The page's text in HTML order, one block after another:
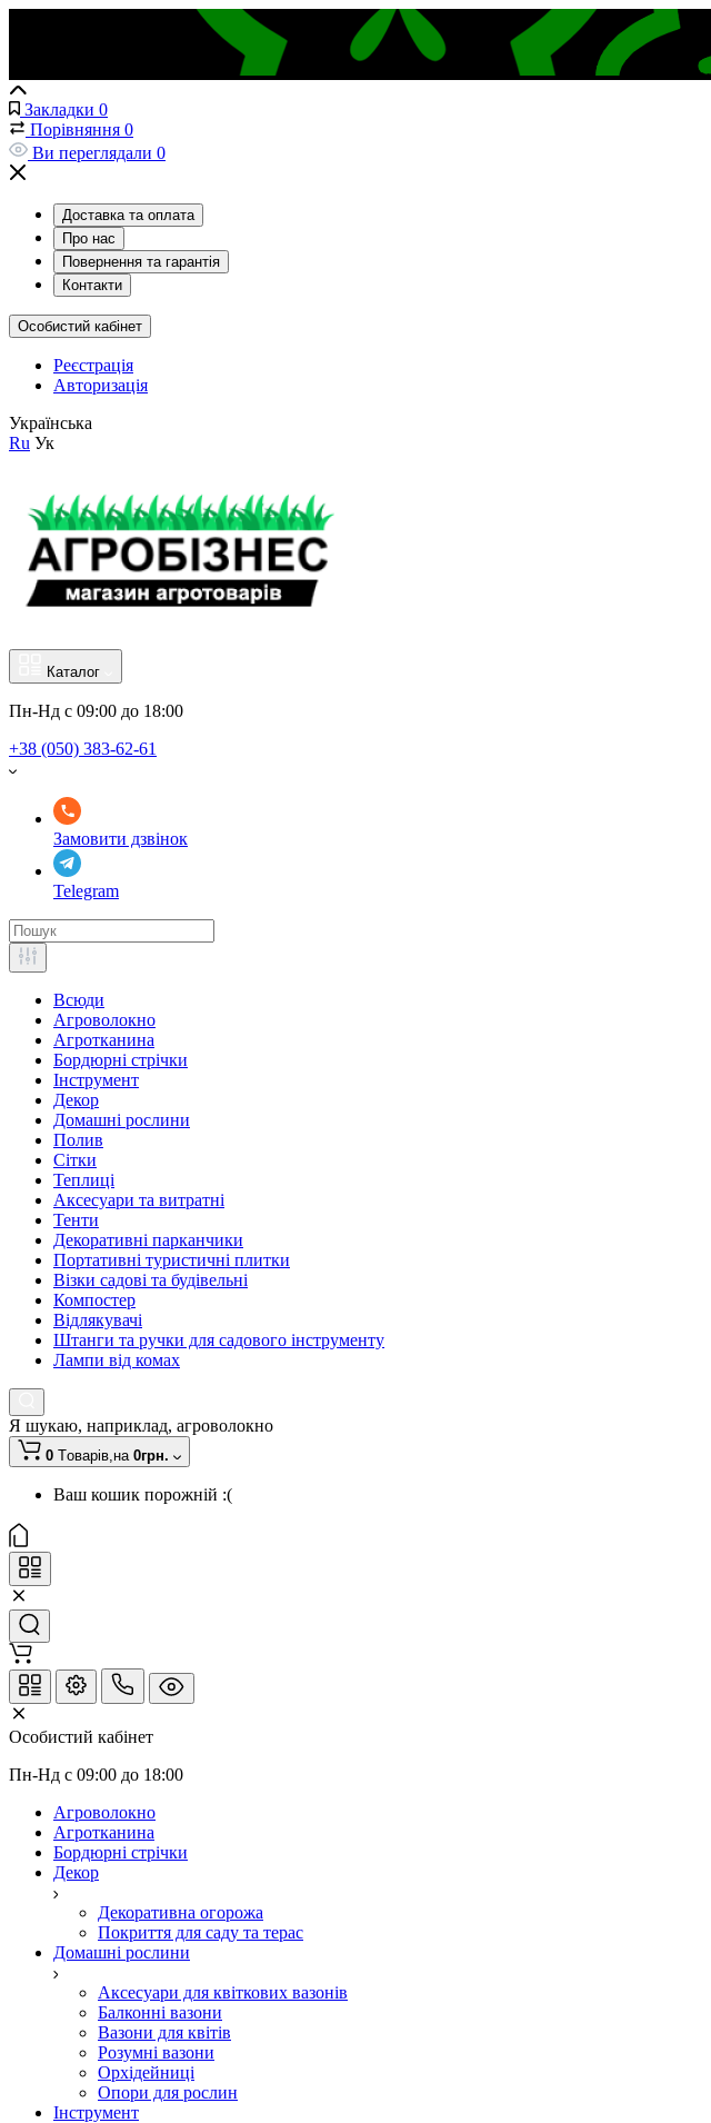
Закладки 0
Порівняння 0
Ви переглядали 0
Доставка та оплата
Про нас
Повернення та гарантія
Контакти
Особистий кабінет
Реєстрація
Авторизація
Українська
Ru Ук
Каталог
Пн-Нд с 09:00 до 18:00
+38 (050) 383-62-61
Замовити дзвінок
Telegram
Всюди
Агроволокно
Агротканина
Бордюрні стрічки
Інструмент
Декор
Домашні рослини
Полив
Сітки
Теплиці
Аксесуари та витратні
Тенти
Декоративні парканчики
Портативні туристичні плитки
Візки садові та будівельні
Компостер
Відлякувачі
Штанги та ручки для садового інструменту
Лампи від комах
Я шукаю, наприклад, агроволокно
0 Tоварів,на 0грн.
Ваш кошик порожній :(
Особистий кабінет
Пн-Нд с 09:00 до 18:00
Агроволокно
Агротканина
Бордюрні стрічки
Декор
Декоративна огорожа
Покриття для саду та терас
Домашні рослини
Аксесуари для квіткових вазонів
Балконні вазони
Вазони для квітів
Розумні вазони
Орхідейниці
Опори для рослин
Інструмент